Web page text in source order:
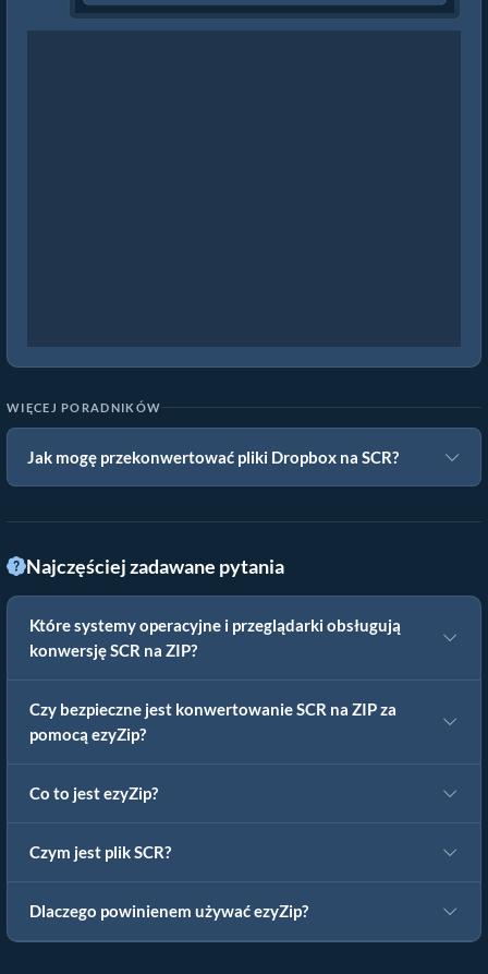
WIĘCEJ PORADNIKÓW
Jak mogę przekonwertować pliki Dropbox na SCR?
Najczęściej zadawane pytania
Które systemy operacyjne i przeglądarki obsługują
konwersję SCR na ZIP?
Czy bezpieczne jest konwertowanie SCR na ZIP za
pomocą ezyZip?
Co to jest ezyZip?
Czym jest plik SCR?
Dlaczego powinienem używać ezyZip?